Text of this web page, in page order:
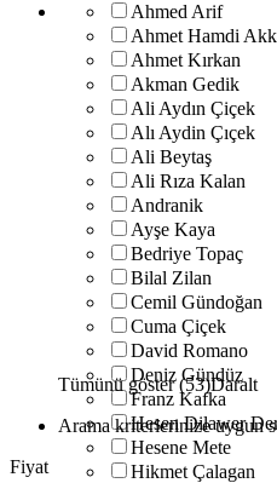
Ahmed Arif
Ahmet Hamdi
Ahmet Kırkan
Akman Gedik
Ali Aydın Çiçek
Alı Aydin Çıçek
Ali Beytaş
Ali Rıza Kalan
Andranik
Ayşe Kaya
Bedriye Topaç
Bilal Zilan
Cemil Gündoğan
Cuma Çiçek
David Romano
Deniz Gündüz
Franz Kafka
Hesen Dilawer
Hesene Mete
Hikmet Çalagan
Tümünü göster (53)Daralt
Arama kriterlerinize uygun
Fiyat